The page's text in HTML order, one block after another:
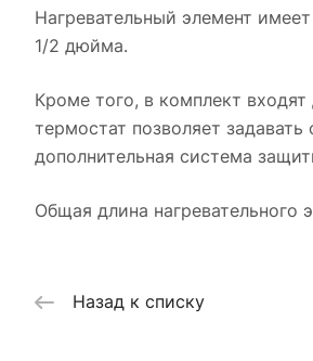
Нагревательный элемент
1/2 дюйма.
Кроме того, в комплект
термостат позволяет
дополнительная система
Общая длина нагревательного
Назад к списку